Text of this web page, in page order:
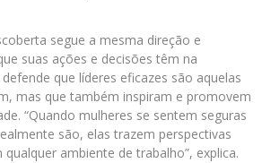
segue a mesma direção e
suas ações e decisões têm na
que líderes eficazes são aquelas
mas que também inspiram e promovem
“Quando mulheres se sentem seguras
são, elas trazem perspectivas
qualquer ambiente de trabalho”, explica.